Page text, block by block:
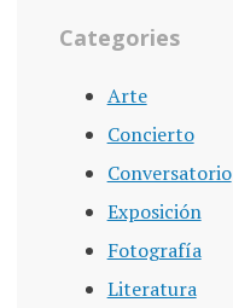
Categories
Arte
Concierto
Conversatorio
Exposición
Fotografía
Literatura